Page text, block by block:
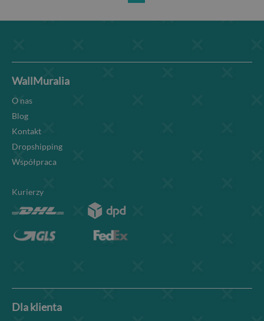
WallMuralia
O nas
Blog
Kontakt
Dropshipping
Współpraca
Kurierzy
Dla klienta